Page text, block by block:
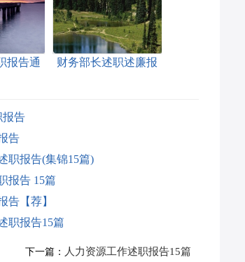
报告通
财务部长述职述廉报
报告
告
职报告(集锦15篇)
报告 15篇
告【荐】
职报告15篇
下一篇： 人力资源工作述职报告15篇